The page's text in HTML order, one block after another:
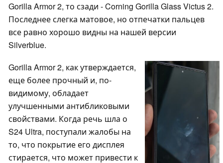
Gorilla Armor 2, то сзади - Corning Gorilla Glass Victus 2.
Последнее слегка матовое, но отпечатки пальцев
все равно хорошо видны на нашей версии
Silverblue.
Gorilla Armor 2, как утверждается,
еще более прочный и, по-
видимому, обладает
улучшенными антибликовыми
свойствами. Когда речь шла о
S24 Ultra, поступали жалобы на
то, что покрытие его дисплея
стирается, что может привести к